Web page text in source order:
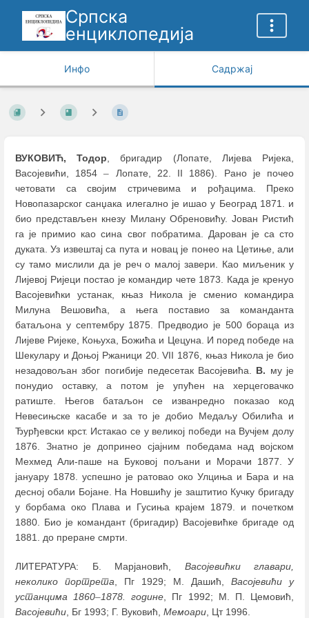
Српска
енциклопедија
Инфо Садржај
ВУКОВИЋ, Тодор, бригадир (Лопате, Лијева Ријека,
Васојевићи, 1854– Лопате, 22. II 1886). Рано је почео
четовати са својим стричевима и рођацима. Преко
Новопазарског санџака илегално је ишао у Београд 1871. и
био представљен кнезу Милану Обреновићу. Јован Ристић
га је примио као сина свог побратима. Дарован је са сто
дуката. Уз извештај са пута и новац је понео на Цетиње, али
су тамо мислили да је реч о малој завери. Као миљеник у
Лијевој Ријеци постао је командир чете 1873. Када је кренуо
Васојевићки устанак, књаз Никола је сменио командира
Милуна Вешовића, а њега поставио за команданта
батаљона у септембру 1875. Предводио је 500 бораца из
Лијеве Ријеке, Коњуха, Божића и Цецуна. И поред победе на
Шекулару и Доњој Ржаници 20. VII 1876, књаз Никола је био
незадовољан због погибије педесетак Васојевића. В. му је
пoнудио оставку, а потом је упућен на херцеговачко
ратиште. Његов батаљон се изванредно показао код
Невесињске касабе и за то је добио Медаљу Обилића и
Ђурђевски крст. Истакао се у великој победи на Вучјем долу
1876. Знатно је допринео сјајним победама над војском
Мехмед Али-паше на Буковој пољани и Морачи 1877. У
јануару 1878. успешно је ратовао око Улциња и Бара и на
десној обали Бојане. На Новшићу је заштитио Кучку бригаду
у борбама око Плава и Гусиња крајем 1879. и почетком
1880. Био је командант (бригадир) Васојевићке бригаде од
1881. до преране смрти.
ЛИТЕРАТУРА: Б. Марјановић, Васојевићки главари,
неколико портрета , Пг 1929; М. Дашић, Васојевићи у
устанцима 1860–1878. године , Пг 1992; М. П. Цемовић,
Васојевићи , Бг 1993; Г. Вуковић, Мемоари , Цт 1996.